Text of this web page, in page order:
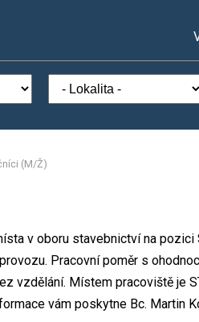
(M/Ž)
v oboru stavebnictví na
Pracovní poměr s
vzdělání. Místem pracoviště je
vám poskytne Bc. Martin